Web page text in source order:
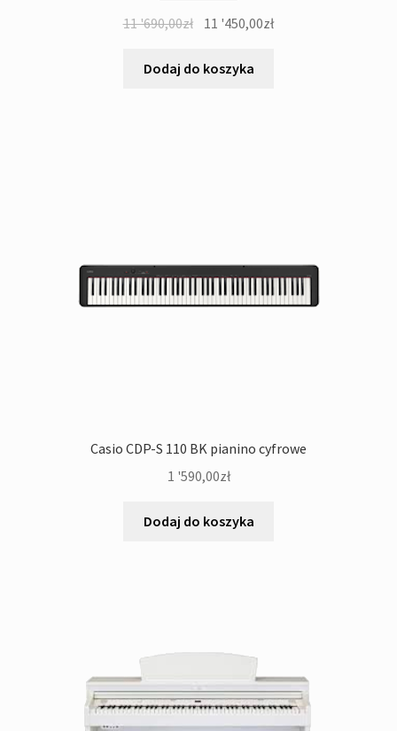
11 '690,00zł Pierwotna
wynosiła:
11 '450,00złAktualna
Dodaj do koszyka
Casio CDP-S 110 BK pianino cyfrowe
1 '590,00zł
Dodaj do koszyka